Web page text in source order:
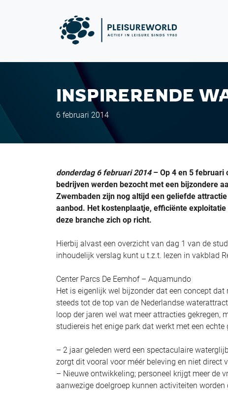
INSPIRERENDE
6 februari 2014
donderdag 6 februari 2014– Op 4 en 5 februari
bedrijven werden bezocht met een bijzondere
Zwembaden zijn nog altijd een geliefde
aanbod. Het kostenplaatje, efficiënte
deze branche zich op richt.
Hierbij alvast een overzicht van dag 1 van de
inhoudelijk verslag kunt u t.z.t. lezen in vakblad
Center Parcs De Eemhof – Aquamundo
Het is eigenlijk wel bijzonder dat een concept
steeds tot de top van de Nederlandse
loop der jaren wel wat meer attracties gekregen,
studiereis het enige park dat werkt met een
– 2 jaar geleden werd een spectaculaire
zorgt dit vooral voor méér beleving en niet direct
– Nieuwe ontwikkeling; personeel krijgt meer de
aanwezige doelgroep kunnen activiteiten